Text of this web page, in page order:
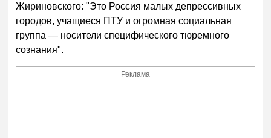
Жириновского: "Это Россия малых депрессивных
городов, учащиеся ПТУ и огромная социальная
группа — носители специфического тюремного
сознания".
Реклама